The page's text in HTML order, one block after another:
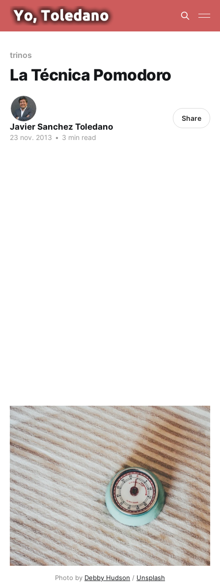
trinos
La Técnica Pomodoro
Javier Sanchez Toledano
23 nov. 2013 • 3 min read
Share
Photo by Debby Hudson / Unsplash